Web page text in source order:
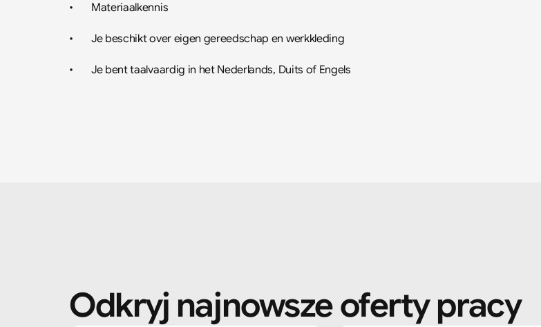
•	Materiaalkennis
•	Je beschikt over eigen gereedschap en werkkleding
•	Je bent taalvaardig in het Nederlands, Duits of Engels
Odkryj najnowsze oferty pracy